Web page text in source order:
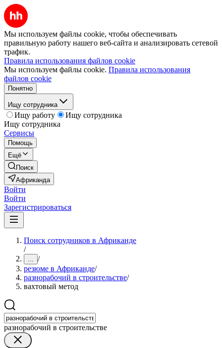
Мы используем файлы cookie, чтобы обеспечивать
правильную работу нашего веб-сайта и анализировать сетевой
трафик.
Правила использования файлов cookie
Мы используем файлы cookie. Правила использования
файлов cookie
Понятно
Ищу сотрудника
Ищу работу
Ищу сотрудника
Ищу сотрудника
Сервисы
Помощь
Ещё
Поиск
Африканда
Войти
Войти
Зарегистрироваться
Поиск сотрудников в Африканде
/
... /
резюме в Африканде/
разнорабочий в строительстве/
вахтовый метод
разнорабочий в строительстве